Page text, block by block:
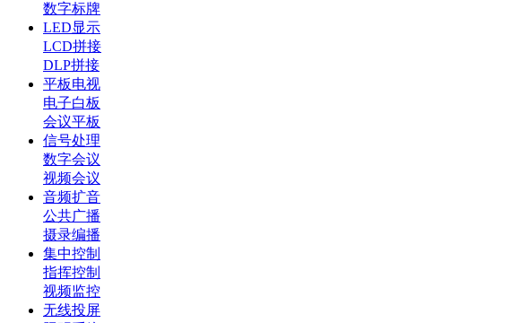
数字标牌
LED显示
LCD拼接
DLP拼接
平板电视
电子白板
会议平板
信号处理
数字会议
视频会议
音频扩音
公共广播
摄录编播
集中控制
指挥控制
视频监控
无线投屏